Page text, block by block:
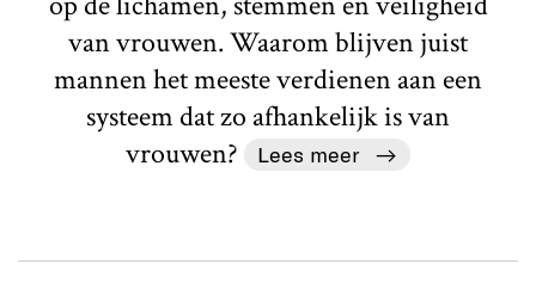
van vrouwen. Waarom blijven juist
mannen het meeste verdienen aan een
systeem dat zo afhankelijk is van
vrouwen?
Lees meer